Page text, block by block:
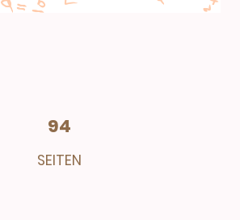
94
SEITEN